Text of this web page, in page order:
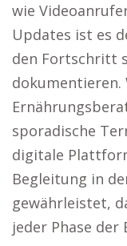
wie
Updates ist es
den Fortschritt
dokumentieren.
sporadische
digitale
Begleitung in
gewährleistet,
jeder Phase